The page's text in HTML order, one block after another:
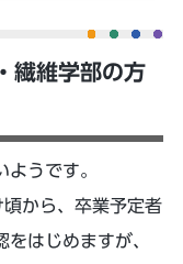
繊維学部の方
うです。
から、卒業予定者
はじめますが、